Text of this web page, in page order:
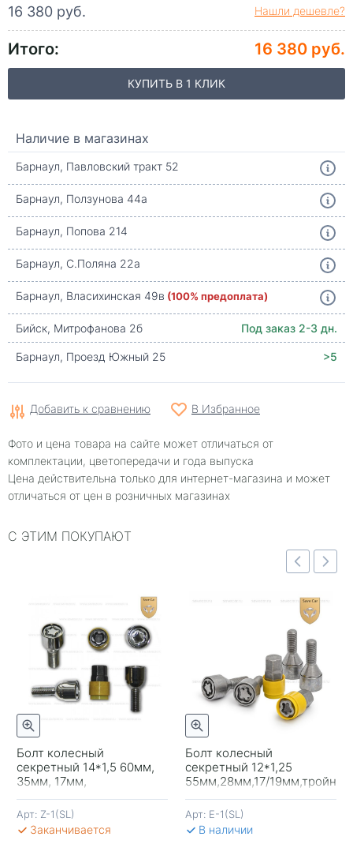
16 380 руб. Нашли дешевле?
Итого: 16 380 руб.
КУПИТЬ В 1 КЛИК
Наличие в магазинах
Барнаул, Павловский тракт 52
Барнаул, Ползунова 44а
Барнаул, Попова 214
Барнаул, С.Поляна 22а
Барнаул, Власихинская 49в (100% предоплата)
Бийск, Митрофанова 2б
Под заказ 2-3 дн.
Барнаул, Проезд Южный 25
>5
Добавить к сравнению В Избранное
Фото и цена товара на сайте может отличаться от
комплектации, цветопередачи и года выпуска
Цена действительна только для интернет-магазина и может
отличаться от цен в розничных магазинах
С ЭТИМ ПОКУПАЮТ
Болт колесный
секретный 14*1,5 60мм,
35мм, 17мм,
сфера,тройной никель-
хром,вращ.кольцо Sava
Car
Арт: Z-1(SL)
Заканчивается
Болт колесный
секретный 12*1,25
55мм,28мм,17/19мм,тройной
никель-хром
вращ.кольцо два ключа
Save Car
Арт: E-1(SL)
В наличии
Быстрый просмотр